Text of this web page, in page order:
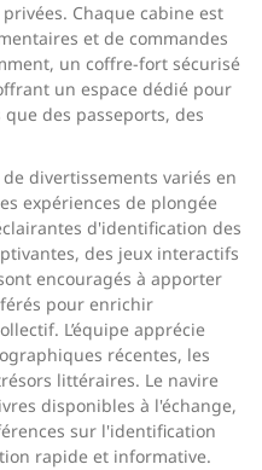
Chaque cabine est
et de commandes
un coffre-fort sécurisé
un espace dédié pour
des passeports, des
divertissements variés en
expériences de plongée
d'identification des
des jeux interactifs
encouragés à apporter
pour enrichir
L’équipe apprécie
récentes, les
littéraires. Le navire
disponibles à l'échange,
sur l'identification
rapide et informative.